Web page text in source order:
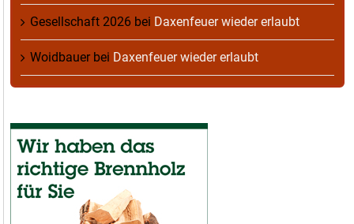
Gesellschaft 2026 bei Daxenfeuer wieder erlaubt
Woidbauerbei Daxenfeuer wieder erlaubt